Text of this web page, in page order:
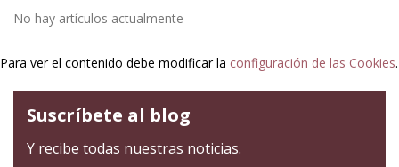
No hay artículos actualmente
Para ver el contenido debe modificar la configuración de las Cookies.
Suscríbete al blog
Y recibe todas nuestras noticias.